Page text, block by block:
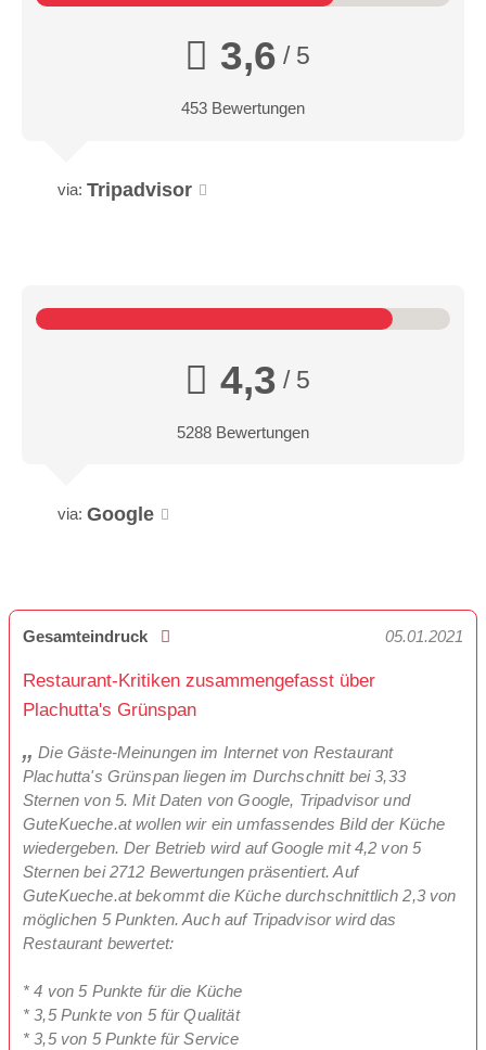
3,6 / 5
453 Bewertungen
via: Tripadvisor
4,3 / 5
5288 Bewertungen
via: Google
Gesamteindruck 05.01.2021
Restaurant-Kritiken zusammengefasst über
Plachutta's Grünspan
Die Gäste-Meinungen im Internet von Restaurant
Plachutta's Grünspan liegen im Durchschnitt bei 3,33
Sternen von 5. Mit Daten von Google, Tripadvisor und
GuteKueche.at wollen wir ein umfassendes Bild der Küche
wiedergeben. Der Betrieb wird auf Google mit 4,2 von 5
Sternen bei 2712 Bewertungen präsentiert. Auf
GuteKueche.at bekommt die Küche durchschnittlich 2,3 von
möglichen 5 Punkten. Auch auf Tripadvisor wird das
Restaurant bewertet:
* 4 von 5 Punkte für die Küche
* 3,5 Punkte von 5 für Qualität
* 3,5 von 5 Punkte für Service